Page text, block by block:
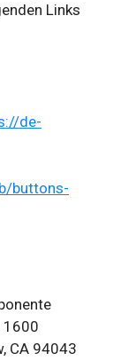
Links
de-
buttons-
1600
CA 94043